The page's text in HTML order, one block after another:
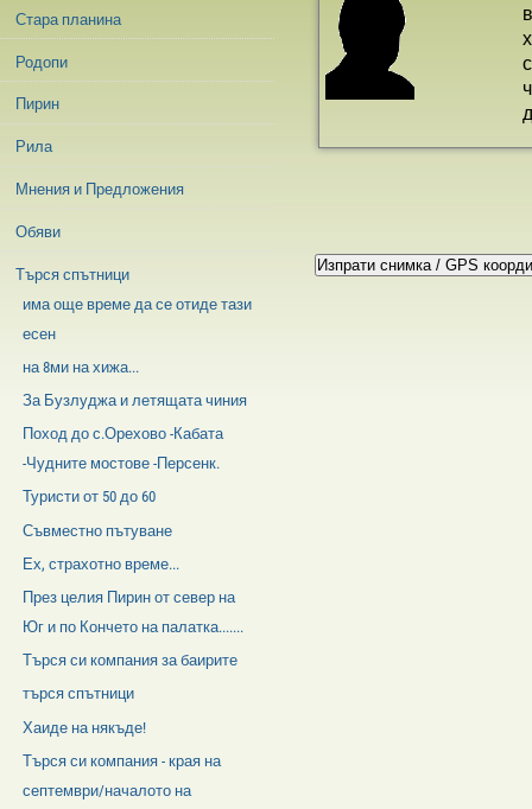
Стара планина
Родопи
Пирин
Рила
Мнения и Предложения
Обяви
Търся спътници
има още време да се отиде тази
есен
на 8ми на хижа...
За Бузлуджа и летящата чиния
Поход до с.Орехово -Кабата
-Чудните мостове -Персенк.
Туристи от 50 до 60
Съвместно пътуване
Ех, страхотно време...
През целия Пирин от север на
Юг и по Кончето на палатка.......
Търся си компания за баирите
търся спътници
Хаиде на някъде!
Търся си компания - края на
септември/началото на